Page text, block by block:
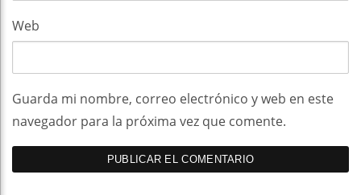
Web
Guarda mi nombre, correo electrónico y web en este
navegador para la próxima vez que comente.